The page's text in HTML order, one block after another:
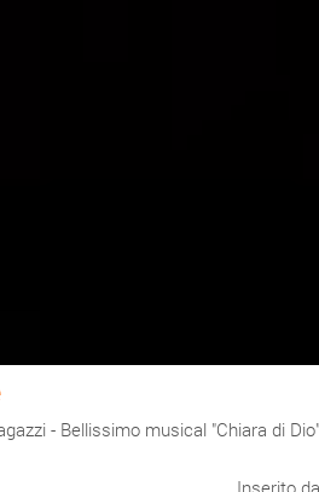
- Bellissimo musical "Chiara di